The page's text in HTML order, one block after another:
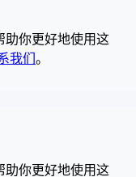
你更好地使用这
我们。
你更好地使用这